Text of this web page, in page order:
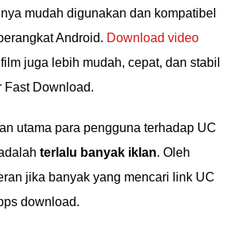
mudah digunakan dan kompatibel
Android. Download video
juga lebih mudah, cepat, dan stabil
Fast Download.
utama para pengguna terhadap UC
terlalu banyak iklan. Oleh
jika banyak yang mencari link UC
download.